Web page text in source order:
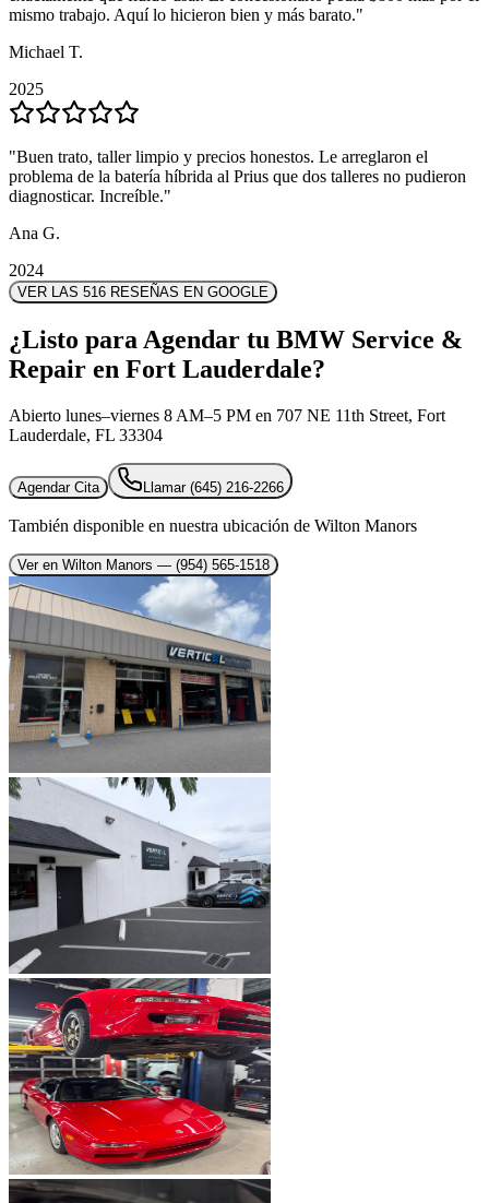
mismo trabajo. Aquí lo hicieron bien y más barato."
Michael T.
2025
"Buen trato, taller limpio y precios honestos. Le arreglaron el
problema de la batería híbrida al Prius que dos talleres no pudieron
diagnosticar. Increíble."
Ana G.
2024
mismo trabajo. Aquí lo hicieron bien y más barato."
Michael T.
2025
"Buen trato, taller limpio y precios honestos. Le arreglaron el
problema de la batería híbrida al Prius que dos talleres no pudieron
diagnosticar. Increíble."
Ana G.
2024
VER LAS 516 RESEÑAS EN GOOGLE
¿Listo para Agendar tu BMW Service &
Repair en Fort Lauderdale?
Abierto lunes–viernes 8 AM–5 PM en 707 NE 11th Street, Fort
Lauderdale, FL 33304
Agendar Cita Llamar (645) 216-2266
También disponible en nuestra ubicación de Wilton Manors
Ver en Wilton Manors — (954) 565-1518